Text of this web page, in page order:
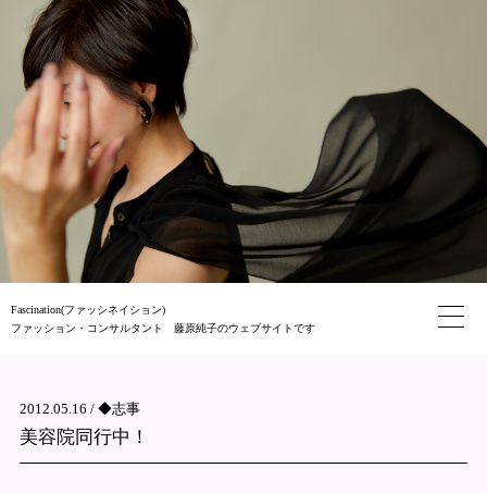
Fascination(ファッシネイション)
ファッション・コンサルタント 藤原純子のウェブサイトです
2012.05.16 / ◆志事
美容院同行中！